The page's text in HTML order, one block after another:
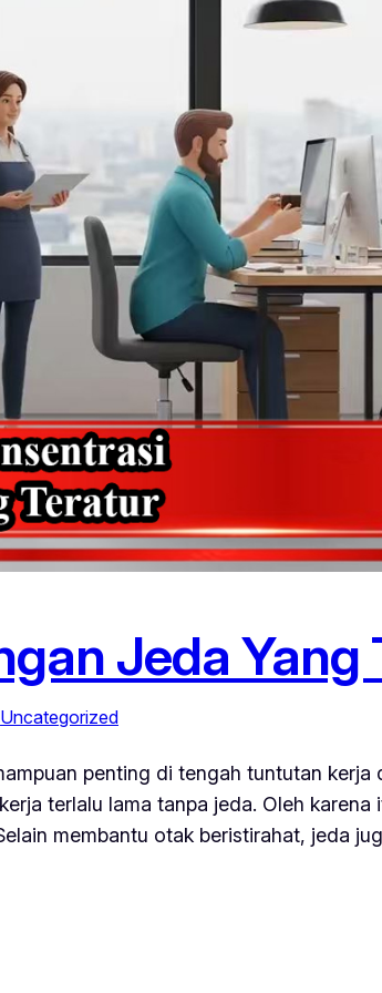
Jeda Yang
Uncategorized
penting di tengah tuntutan kerja
terlalu lama tanpa jeda. Oleh karena
membantu otak beristirahat, jeda